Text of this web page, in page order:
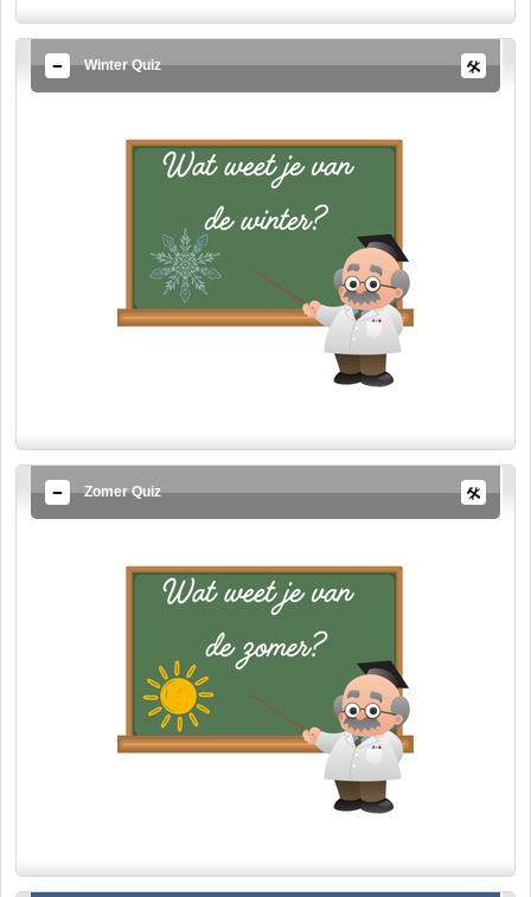
Winter Quiz
Zomer Quiz